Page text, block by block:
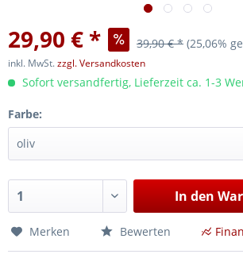
29,90 € * 39,90 € * (25,06%
inkl. MwSt.zzgl. Versandkosten
Sofort versandfertig, Lieferzeit ca. 1-3
Farbe:
In den
Merken Bewerten